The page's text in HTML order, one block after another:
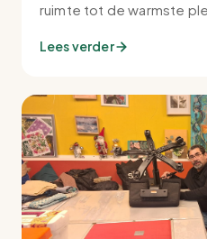
ruimte tot de warmste
Lees verder